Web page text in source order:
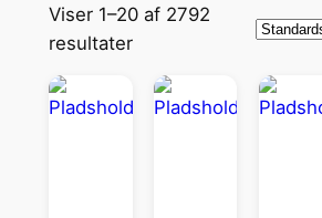
Viser 1–20 af 2792
resultater